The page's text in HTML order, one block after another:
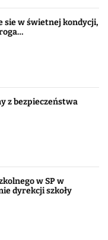
sie w świetnej kondycji,
z bezpieczeństwa
w SP w
dyrekcji szkoły